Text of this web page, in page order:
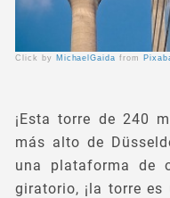
Click by MichaelGaida from
¡Esta torre de 240
más alto de
una plataforma de
giratorio, ¡la torre es